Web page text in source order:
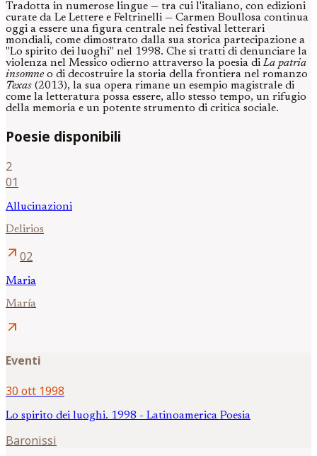
Tradotta in numerose lingue — tra cui l'italiano, con edizioni
curate da Le Lettere e Feltrinelli — Carmen Boullosa continua
oggi a essere una figura centrale nei festival letterari
mondiali, come dimostrato dalla sua storica partecipazione a
"Lo spirito dei luoghi" nel 1998. Che si tratti di denunciare la
violenza nel Messico odierno attraverso la poesia di La patria
insomneo di decostruire la storia della frontiera nel romanzo
Texas (2013), la sua opera rimane un esempio magistrale di
come la letteratura possa essere, allo stesso tempo, un rifugio
della memoria e un potente strumento di critica sociale.
Poesie disponibili
2
01
Allucinazioni
Delirios
arrow_outward 02
Maria
María
arrow_outward
Eventi
30 ott 1998
Lo spirito dei luoghi. 1998 - Latinoamerica Poesia
Baronissi